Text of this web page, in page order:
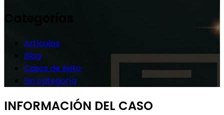
Artículos
Blog
Casos de éxito
Sin categoría
INFORMACIÓN DEL CASO